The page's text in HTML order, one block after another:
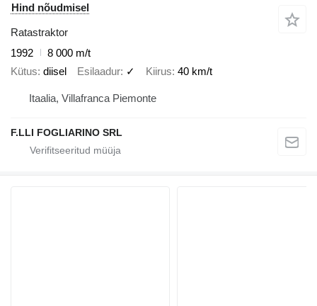
Hind nõudmisel
Ratastraktor
1992
8 000 m/t
Kütus diisel Esilaadur ✓ Kiirus 40 km/t
Itaalia, Villafranca Piemonte
F.LLI FOGLIARINO SRL